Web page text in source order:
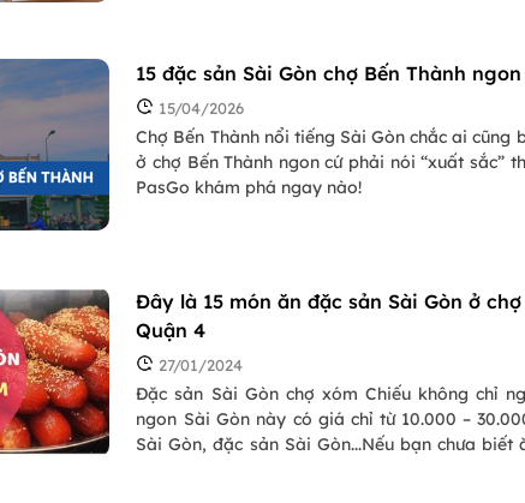
15 đặc sản Sài Gòn chợ Bến Thành
15/04/2026
Chợ Bến Thành nổi tiếng Sài Gòn chắc ai cũng
ở chợ Bến Thành ngon cứ phải nói “xuất sắc”
PasGo khám phá ngay nào!
Đây là 15 món ăn đặc sản Sài Gòn ở
Quận 4
27/01/2024
Đặc sản Sài Gòn chợ xóm Chiếu không chỉ
ngon Sài Gòn này có giá chỉ từ 10.000 –
Sài Gòn, đặc sản Sài Gòn...Nếu bạn chưa biết